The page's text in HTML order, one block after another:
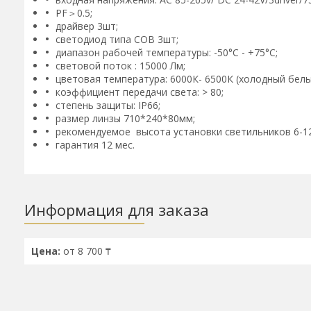
PF＞0.5;
драйвер 3шт;
светодиод типа COB 3шт;
диапазон рабочей температуры: -50°C - +75°C;
световой поток : 15000 Лм;
цветовая температура: 6000К- 6500К (холодный
коэффициент передачи света: > 80;
степень защиты: IP66;
размер линзы 710*240*80мм;
рекомендуемое высота установки светильников 6-
гарантия 12 мес.
Информация для заказа
Цена: от 8 700 ₸